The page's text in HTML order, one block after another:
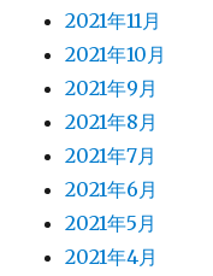
2021年11月
2021年10月
2021年9月
2021年8月
2021年7月
2021年6月
2021年5月
2021年4月